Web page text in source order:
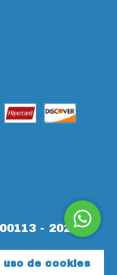
de cookies
- 2026.